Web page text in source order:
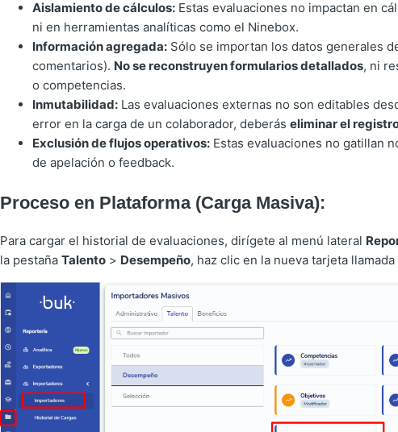
Aislamiento de cálculos:Estas evaluaciones no impactan en
ni en herramientas analíticas como el Ninebox.
Información agregada:Sólo se importan los datos generales
comentarios). No se reconstruyen formularios detallados, ni
o competencias.
Inmutabilidad:Las evaluaciones externas no son editables
error en la carga de un colaborador, deberás eliminar el
Exclusión de flujos operativos:Estas evaluaciones no gatillan
de apelación o feedback.
Proceso en Plataforma (Carga Masiva):
Para cargar el historial de evaluaciones, dirígete al menú lateral
la pestaña Talento> Desempeño, haz clic en la nueva tarjeta llamada